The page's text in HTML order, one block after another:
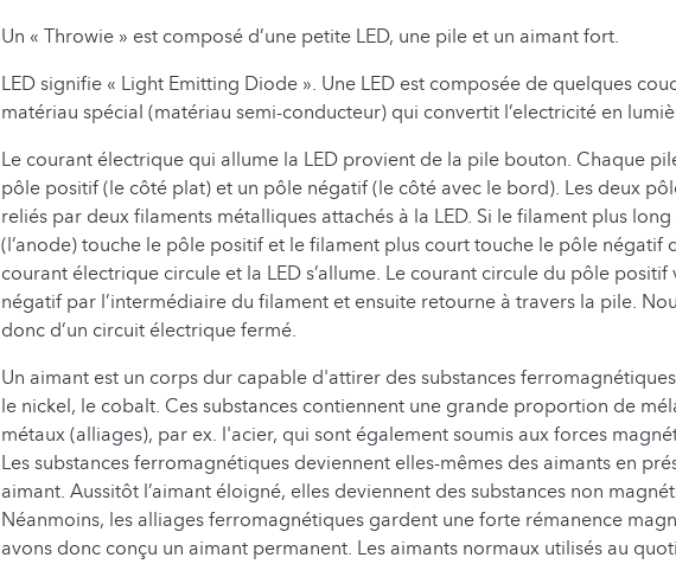
Un « Throwie » est composé d’une petite LED, une pile et un aimant fort.
LED signifie « Light Emitting Diode ». Une LED est composée de quelques
matériau spécial (matériau semi-conducteur) qui convertit l’electricité en
Le courant électrique qui allume la LED provient de la pile bouton. Chaque
pôle positif (le côté plat) et un pôle négatif (le côté avec le bord). Les deux
reliés par deux filaments métalliques attachés à la LED. Si le filament plus long
(l’anode) touche le pôle positif et le filament plus court touche le pôle négatif
courant électrique circule et la LED s’allume. Le courant circule du pôle positif
négatif par l’intermédiaire du filament et ensuite retourne à travers la pile.
donc d’un circuit électrique fermé.
Un aimant est un corps dur capable d'attirer des substances
le nickel, le cobalt. Ces substances contiennent une grande proportion de
métaux (alliages), par ex. l'acier, qui sont également soumis aux forces
Les substances ferromagnétiques deviennent elles-mêmes des aimants en
aimant. Aussitôt l’aimant éloigné, elles deviennent des substances non
Néanmoins, les alliages ferromagnétiques gardent une forte rémanence
avons donc conçu un aimant permanent. Les aimants normaux utilisés au